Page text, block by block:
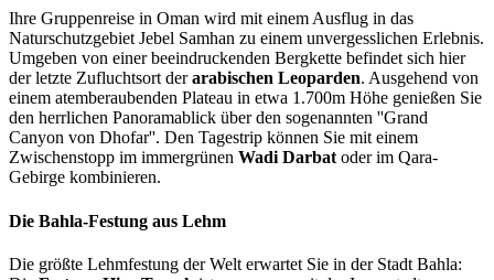
Ihre Gruppenreise in Oman wird mit einem Ausflug in das
Naturschutzgebiet Jebel Samhan zu einem unvergesslichen Erlebnis.
Umgeben von einer beeindruckenden Bergkette befindet sich hier
der letzte Zufluchtsort der arabischen Leoparden. Ausgehend von
einem atemberaubenden Plateau in etwa 1.700m Höhe genießen Sie
den herrlichen Panoramablick über den sogenannten ''Grand
Canyon von Dhofar''. Den Tagestrip können Sie mit einem
Zwischenstopp im immergrünen Wadi Darbat oder im Qara-
Gebirge kombinieren.
Die Bahla-Festung aus Lehm
Die größte Lehmfestung der Welt erwartet Sie in der Stadt Bahla: